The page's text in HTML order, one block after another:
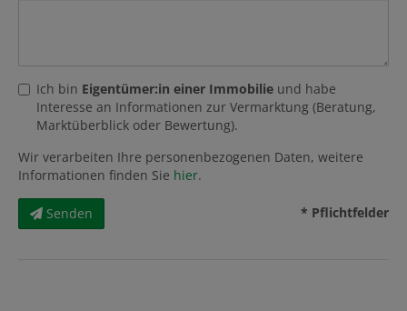
Ich bin Eigentümer:in einer Immobilie und habe
Interesse an Informationen zur Vermarktung (Beratung,
Marktüberblick oder Bewertung).
Wir verarbeiten Ihre personenbezogenen Daten, weitere
Informationen finden Sie hier.
Senden * Pflichtfelder